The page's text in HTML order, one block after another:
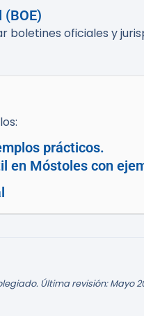
oficiales y
prácticos.
en Móstoles con
Última revisión: Mayo